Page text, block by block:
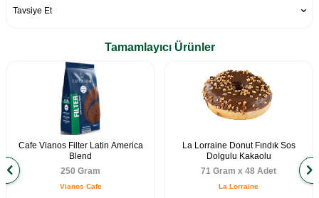
Tavsiye Et
Tamamlayıcı Ürünler
Cafe Vianos Filter Latin America
Blend
250 Gram
Vianos Cafe
La Lorraine Donut Fındık Sos
Dolgulu Kakaolu
71 Gram x 48 Adet
La Lorraine